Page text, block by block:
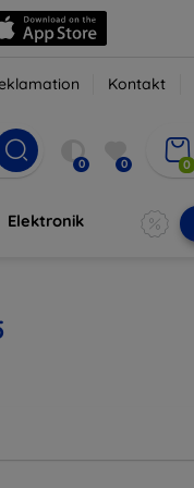
Kontakt
0 0 0
Elektronik